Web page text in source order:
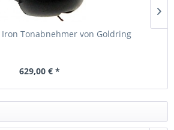
Tonabnehmer von Goldring
629,00 € *